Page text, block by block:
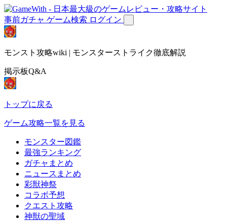
事前ガチャ ゲーム検索 ログイン
モンスト攻略wiki | モンスターストライク徹底解説
掲示板Q&A
トップに戻る
ゲーム攻略一覧を見る
モンスター図鑑
最強ランキング
ガチャまとめ
ニュースまとめ
彩獣神祭
コラボ予想
クエスト攻略
神獣の聖域